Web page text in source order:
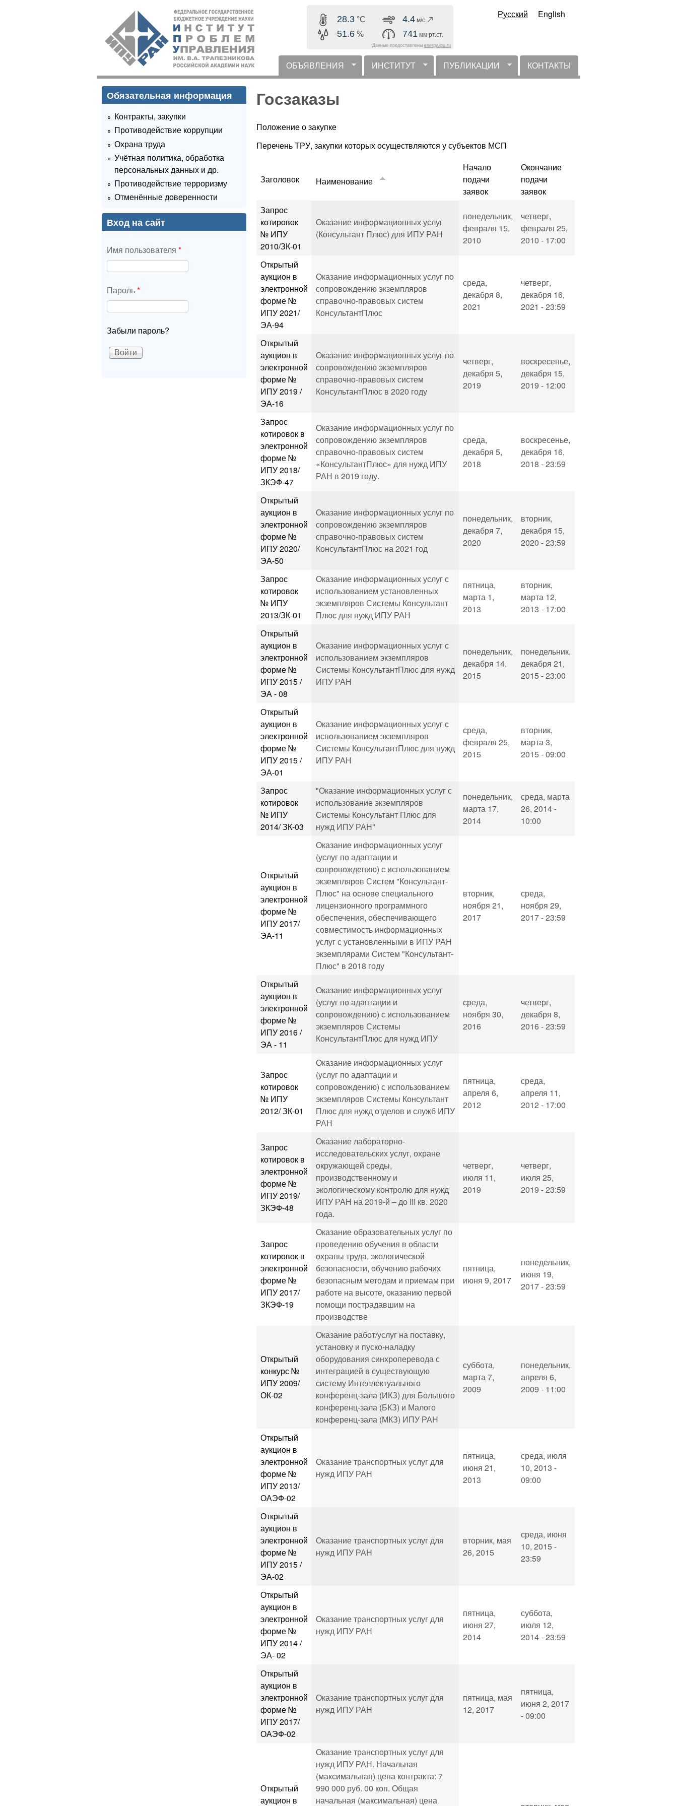
содержанию
ИПУ
РАН
28.3 °C
51.6 %
4.4 м/с
741 мм рт.ст.
Данные предоставлены energy.ipu.ru
Русский English
горизонтальное меню
ОБЪЯВЛЕНИЯ ИНСТИТУТ ПУБЛИКАЦИИ КОНТАКТЫ
Госзаказы
Положение о закупке
Перечень ТРУ, закупки которых осуществляются у субъектов МСП
Заголовок Наименование
Начало
подачи
заявок
Окончание
подачи
заявок
Запрос
котировок
№ ИПУ
2010/ЗК-01
Оказание информационных услуг
(Консультант Плюс) для ИПУ РАН
понедельник,
февраля 15,
2010
четверг,
февраля 25,
2010 - 17:00
Открытый
аукцион в
электронной
форме №
ИПУ 2021/
ЭА-94
Оказание информационных услуг по
сопровождению экземпляров
справочно-правовых систем
КонсультантПлюс
среда,
декабря 8,
2021
четверг,
декабря 16,
2021 - 23:59
Открытый
аукцион в
электронной
форме №
ИПУ 2019 /
ЭА-16
Оказание информационных услуг по
сопровождению экземпляров
справочно-правовых систем
КонсультантПлюс в 2020 году
четверг,
декабря 5,
2019
воскресенье,
декабря 15,
2019 - 12:00
Запрос
котировок в
электронной
форме №
ИПУ 2018/
ЗКЭФ-47
Оказание информационных услуг по
сопровождению экземпляров
справочно-правовых систем
«КонсультантПлюс» для нужд ИПУ
РАН в 2019 году.
среда,
декабря 5,
2018
воскресенье,
декабря 16,
2018 - 23:59
Открытый
аукцион в
электронной
форме №
ИПУ 2020/
ЭА-50
Оказание информационных услуг по
сопровождению экземпляров
справочно-правовых систем
КонсультантПлюс на 2021 год
понедельник,
декабря 7,
2020
вторник,
декабря 15,
2020 - 23:59
Запрос
котировок
№ ИПУ
2013/ЗК-01
Оказание информационных услуг с
использованием установленных
экземпляров Системы Консультант
Плюс для нужд ИПУ РАН
пятница,
марта 1,
2013
вторник,
марта 12,
2013 - 17:00
Открытый
аукцион в
электронной
форме №
ИПУ 2015 /
ЭА - 08
Оказание информационных услуг с
использованием экземпляров
Системы КонсультантПлюс для нужд
ИПУ РАН
понедельник,
декабря 14,
2015
понедельник,
декабря 21,
2015 - 23:00
Открытый
аукцион в
электронной
форме №
ИПУ 2015 /
ЭА-01
Оказание информационных услуг с
использованием экземпляров
Системы КонсультантПлюс для нужд
ИПУ РАН
среда,
февраля 25,
2015
вторник,
марта 3,
2015 - 09:00
Запрос
котировок
№ ИПУ
2014/ ЗК-03
"Оказание информационных услуг с
использование экземпляров
Системы Консультант Плюс для
нужд ИПУ РАН"
понедельник,
марта 17,
2014
среда, марта
26, 2014 -
10:00
Открытый
аукцион в
электронной
форме №
ИПУ 2017/
ЭА-11
Оказание информационных услуг
(услуг по адаптации и
сопровождению) с использованием
экземпляров Систем "Консультант-
Плюс" на основе специального
лицензионного программного
обеспечения, обеспечивающего
совместимость информационных
услуг с установленными в ИПУ РАН
экземплярами Систем "Консультант-
Плюс" в 2018 году
вторник,
ноября 21,
2017
среда,
ноября 29,
2017 - 23:59
Открытый
аукцион в
электронной
форме №
ИПУ 2016 /
ЭА - 11
Оказание информационных услуг
(услуг по адаптации и
сопровождению) с использованием
экземпляров Системы
КонсультантПлюс для нужд ИПУ
среда,
ноября 30,
2016
четверг,
декабря 8,
2016 - 23:59
Запрос
котировок
№ ИПУ
2012/ ЗК-01
Оказание информационных услуг
(услуг по адаптации и
сопровождению) с использованием
экземпляров Системы Консультант
Плюс для нужд отделов и служб ИПУ
РАН
пятница,
апреля 6,
2012
среда,
апреля 11,
2012 - 17:00
Запрос
котировок в
электронной
форме №
ИПУ 2019/
ЗКЭФ-48
Оказание лабораторно-
исследовательских услуг, охране
окружающей среды,
производственному и
экологическому контролю для нужд
ИПУ РАН на 2019-й – до III кв. 2020
года.
четверг,
июля 11,
2019
четверг,
июля 25,
2019 - 23:59
Запрос
котировок в
электронной
форме №
ИПУ 2017/
ЗКЭФ-19
Оказание образовательных услуг по
проведению обучения в области
охраны труда, экологической
безопасности, обучению рабочих
безопасным методам и приемам при
работе на высоте, оказанию первой
помощи пострадавшим на
производстве
пятница,
июня 9, 2017
понедельник,
июня 19,
2017 - 23:59
Открытый
конкурс №
ИПУ 2009/
ОК-02
Оказание работ/услуг на поставку,
установку и пуско-наладку
оборудования синхроперевода с
интеграцией в существующую
систему Интеллектуального
конференц-зала (ИКЗ) для Большого
конференц-зала (БКЗ) и Малого
конференц-зала (МКЗ) ИПУ РАН
суббота,
марта 7,
2009
понедельник,
апреля 6,
2009 - 11:00
Открытый
аукцион в
электронной
форме №
ИПУ 2013/
ОАЭФ-02
Оказание транспортных услуг для
нужд ИПУ РАН
пятница,
июня 21,
2013
среда, июля
10, 2013 -
09:00
Открытый
аукцион в
электронной
форме №
ИПУ 2015 /
ЭА-02
Оказание транспортных услуг для
нужд ИПУ РАН
вторник, мая
26, 2015
среда, июня
10, 2015 -
23:59
Открытый
аукцион в
электронной
форме №
ИПУ 2014 /
ЭА- 02
Оказание транспортных услуг для
нужд ИПУ РАН
пятница,
июня 27,
2014
суббота,
июля 12,
2014 - 23:59
Открытый
аукцион в
электронной
форме №
ИПУ 2017/
ОАЭФ-02
Оказание транспортных услуг для
нужд ИПУ РАН
пятница, мая
12, 2017
пятница,
июня 2, 2017
- 09:00
Открытый
аукцион в
Оказание транспортных услуг для
нужд ИПУ РАН. Начальная
(максимальная) цена контракта: 7
990 000 руб. 00 коп. Общая
начальная (максимальная) цена
Обязательная информация
Контракты, закупки
Противодействие коррупции
Охрана труда
Учётная политика, обработка
персональных данных и др.
Противодействие терроризму
Отменённые доверенности
Вход на сайт
Имя пользователя *
Пароль*
Забыли пароль?